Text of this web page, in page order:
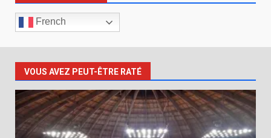
French
VOUS AVEZ PEUT-ÊTRE RATÉ